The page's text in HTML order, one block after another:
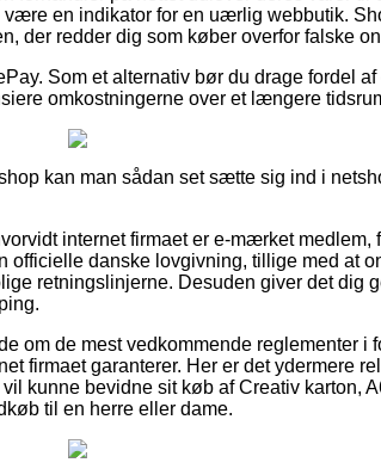
en indikator for en uærlig webbutik.
der redder dig som køber overfor falske
Som et alternativ bør du drage fordel
omkostningerne over et længere
kan man sådan set sætte sig ind i
internet firmaet er e-mærket
officielle danske lovgivning, tillige med at
retningslinjerne. Desuden giver det dig
om de mest vedkommende reglementer i
firmaet garanterer. Her er det ydermere
kunne bevidne sit køb af Creativ karton,
til en herre eller dame.